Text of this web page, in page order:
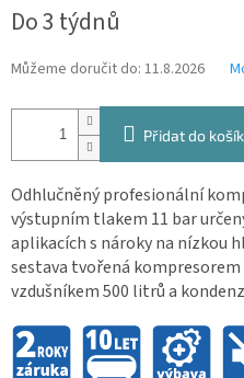
cena:
Do 3 týdnů
Můžeme doručit do: 11.8.2026
Přidat do
Odhlučněný profesionální
výstupním tlakem 11 bar
aplikacích s nároky na nízkou
sestava tvořená
vzdušníkem 500 litrů a